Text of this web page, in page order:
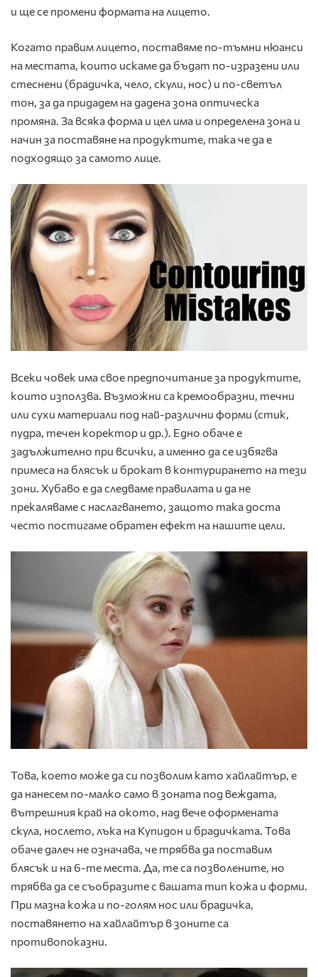
и ще се промени формата на лицето.
Когато правим лицето, поставяме по-тъмни нюанси
на местата, които искаме да бъдат по-изразени или
стеснени (брадичка, чело, скули, нос) и по-светъл
тон, за да придадем на дадена зона оптическа
промяна. За всяка форма и цел има и определена зона и
начин за поставяне на продуктите, така че да е
подходящо за самото лице.
Всеки човек има свое предпочитание за продуктите,
които използва. Възможни са кремообразни, течни
или сухи материали под най-различни форми (стик,
пудра, течен коректор и др.). Едно обаче е
задължително при всички, а именно да се избягва
примеса на блясък и брокат в контурирането на тези
зони. Хубаво е да следваме правилата и да не
прекаляваме с наслагването, защото така доста
често постигаме обратен ефект на нашите цели.
Това, което може да си позволим като хайлайтър, е
да нанесем по-малко само в зоната под веждата,
вътрешния край на окото, над вече оформената
скула, нослето, лъка на Купидон и брадичката. Това
обаче далеч не означава, че трябва да поставим
блясък и на 6-те места. Да, те са позволените, но
трябва да се съобразите с вашата тип кожа и форми.
При мазна кожа и по-голям нос или брадичка,
поставянето на хайлайтър в зоните са
противопоказни.